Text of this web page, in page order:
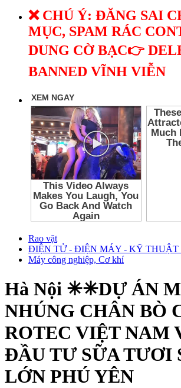
❌ CHÚ Ý: ĐĂNG SAI
MỤC, SPAM RÁC
DUNG CỜ BẠC👉
BANNED VĨNH VIỄN
Rao vặt
ĐIỆN TỬ - ĐIỆN MÁY - KỸ THUẬT
Máy công nghiệp, Cơ khí
Hà Nội ✳✳DỰ ÁN
NHÚNG CHÂN BÒ
ROTEC VIỆT NAM
ĐẦU TƯ SỮA TƯƠI
LỚN PHÚ YÊN